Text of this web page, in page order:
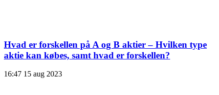
Hvad er forskellen på A og B aktier – Hvilken type
aktie kan købes, samt hvad er forskellen?
16:47 15 aug 2023